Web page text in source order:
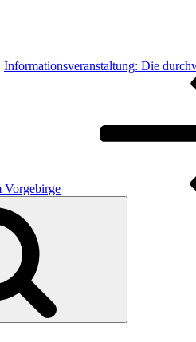
Informationsveranstaltung: Die
Vorgebirge